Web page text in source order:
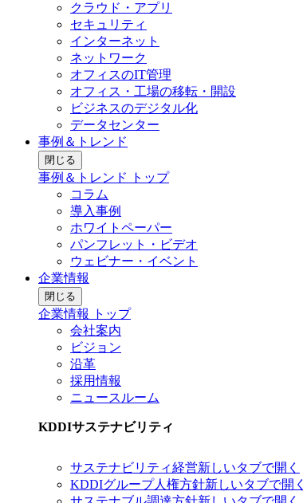
クラウド・アプリ
セキュリティ
インターネット
ネットワーク
オフィスのIT管理
オフィス・工場の移転・開設
ビジネスのデジタル化
データセンター
事例＆トレンド
閉じる
事例＆トレンド トップ
コラム
導入事例
ホワイトペーパー
パンフレット・ビデオ
ウェビナー・イベント
企業情報
閉じる
企業情報 トップ
会社案内
ビジョン
沿革
採用情報
ニュースルーム
KDDIサステナビリティ
サステナビリティ経営新しいタブで開く
KDDIグループ人権方針新しいタブで開く